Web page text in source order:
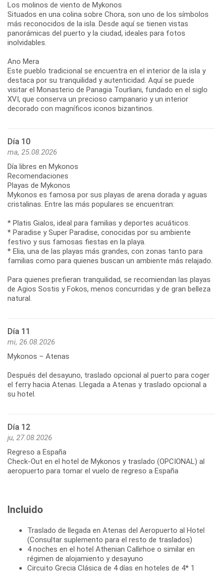
Los molinos de viento de Mykonos
Situados en una colina sobre Chora, son uno de los símbolos
más reconocidos de la isla. Desde aquí se tienen vistas
panorámicas del puerto y la ciudad, ideales para fotos
inolvidables.
Ano Mera
Este pueblo tradicional se encuentra en el interior de la isla y
destaca por su tranquilidad y autenticidad. Aquí se puede
visitar el Monasterio de Panagia Tourliani, fundado en el siglo
XVI, que conserva un precioso campanario y un interior
decorado con magníficos iconos bizantinos.
Día 10
ma, 25.08.2026
Día libres en Mykonos
Recomendaciones
Playas de Mykonos
Mykonos es famosa por sus playas de arena dorada y aguas
cristalinas. Entre las más populares se encuentran:
* Platis Gialos, ideal para familias y deportes acuáticos.
* Paradise y Super Paradise, conocidas por su ambiente
festivo y sus famosas fiestas en la playa.
* Elia, una de las playas más grandes, con zonas tanto para
familias como para quienes buscan un ambiente más relajado.
Para quienes prefieran tranquilidad, se recomiendan las playas
de Agios Sostis y Fokos, menos concurridas y de gran belleza
Día 11
mi, 26.08.2026
Mykonos – Atenas
Después del desayuno, traslado opcional al puerto para coger
el ferry hacia Atenas. Llegada a Atenas y traslado opcional a
Día 12
ju, 27.08.2026
Regreso a España
Check-Out en el hotel de Mykonos y traslado (OPCIONAL) al
aeropuerto para tomar el vuelo de regreso a España
Incluido
Traslado de llegada en Atenas del Aeropuerto al Hotel
(Consultar suplemento para el resto de traslados)
4 noches en el hotel Athenian Callirhoe o similar en
régimen de alojamiento y desayuno
Circuito Grecia Clásica de 4 días en hoteles de 4* 1